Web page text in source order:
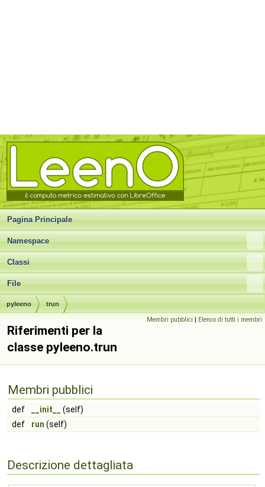
Pagina Principale
Namespace
Classi
File
pyleeno trun
Membri pubblici | Elenco di tutti i membri
Riferimenti per la
classe pyleeno.trun
Membri pubblici
def __init__
(self)
def
run (self)
Descrizione dettagliata